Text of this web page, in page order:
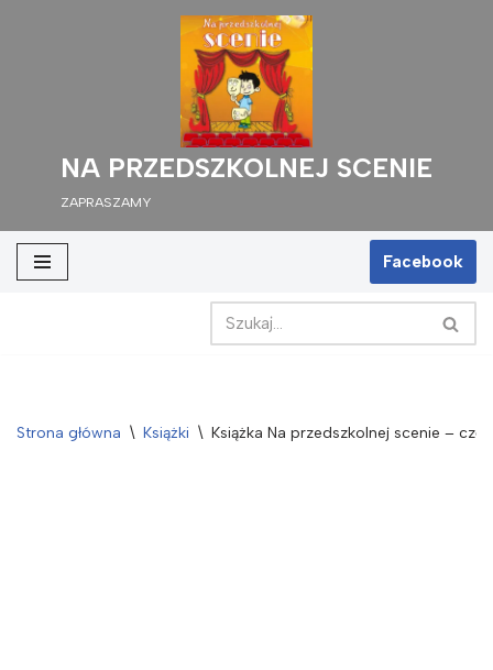
NA PRZEDSZKOLNEJ SCENIE
ZAPRASZAMY
Facebook
Strona główna \ Książki \ Książka Na przedszkolnej scenie –